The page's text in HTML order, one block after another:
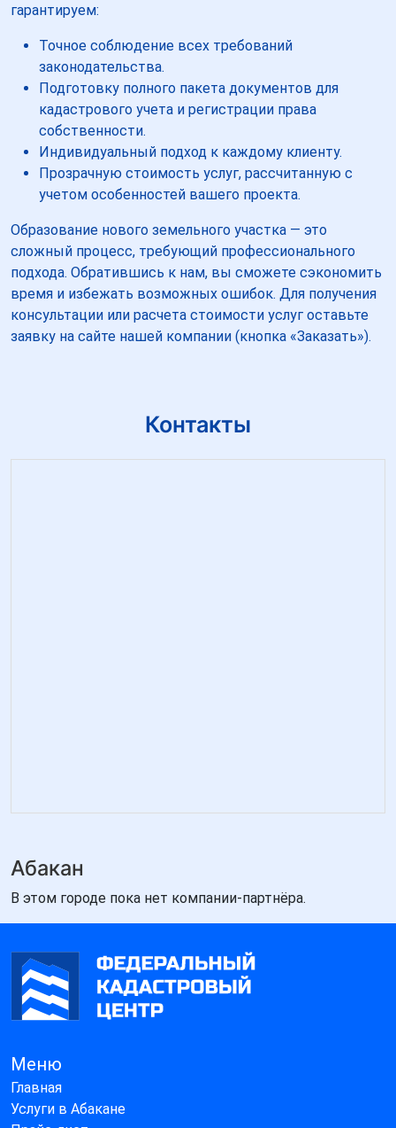
гарантируем:
Точное соблюдение всех требований
законодательства.
Подготовку полного пакета документов для
кадастрового учета и регистрации права
собственности.
Индивидуальный подход к каждому клиенту.
Прозрачную стоимость услуг, рассчитанную с
учетом особенностей вашего проекта.
Образование нового земельного участка — это
сложный процесс, требующий профессионального
подхода. Обратившись к нам, вы сможете сэкономить
время и избежать возможных ошибок. Для получения
консультации или расчета стоимости услуг оставьте
заявку на сайте нашей компании (кнопка «Заказать»).
Контакты
Абакан
В этом городе пока нет компании-партнёра.
Меню
Главная
Услуги в Абакане